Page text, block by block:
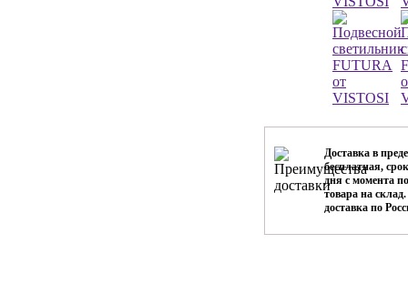
Доставка в
бесплатная,
дня с момента
товара на
доставка по